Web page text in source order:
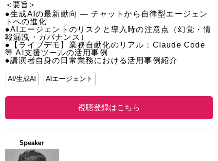
＜要旨＞
●生成AIの最新動向 — チャットから自律型エージェン
トへの進化
●AIエージェントのリスクと導入時の注意点（幻覚・情
報漏洩・ガバナンス）
●【ライブデモ】業務自動化のリアル：Claude Code
等 AI支援ツールの活用事例
●講演者自身の日常業務における活用事例紹介
AI/生成AI AIエージェント
視聴登録はこちら
Speaker